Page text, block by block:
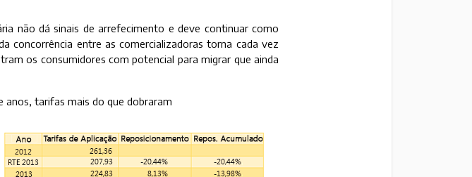
não dá sinais de arrefecimento e deve continuar como
concorrência entre as comercializadoras torna cada vez
os consumidores com potencial para migrar que ainda
anos, tarifas mais do que dobraram